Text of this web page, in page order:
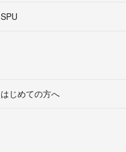
SPU
はじめての方へ